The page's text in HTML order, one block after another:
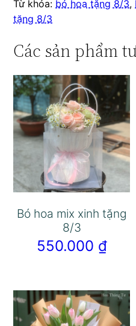
Từ khóa: bó hoa tặng 8/3,
tặng 8/3
Các sản phẩm
Bó hoa mix xinh tặng
8/3
550.000 ₫